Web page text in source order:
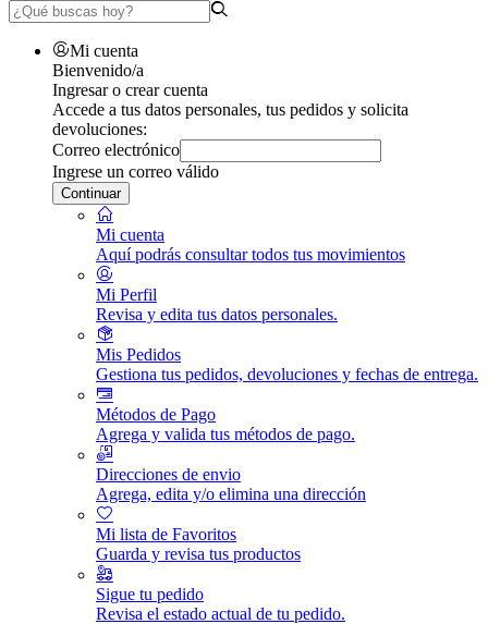
Mi cuenta
Bienvenido/a
Ingresar o crear cuenta
Accede a tus datos personales, tus pedidos y solicita
devoluciones:
Correo electrónico
Ingrese un correo válido
Continuar
Mi cuenta
Aquí podrás consultar todos tus movimientos
Mi Perfil
Revisa y edita tus datos personales.
Mis Pedidos
Gestiona tus pedidos, devoluciones y fechas de entrega.
Métodos de Pago
Agrega y valida tus métodos de pago.
Direcciones de envio
Agrega, edita y/o elimina una dirección
Mi lista de Favoritos
Guarda y revisa tus productos
Sigue tu pedido
Revisa el estado actual de tu pedido.